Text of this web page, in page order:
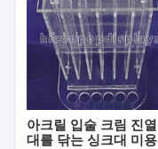
아크릴 입술 크림 진열
대를 닦는 싱크대 미용